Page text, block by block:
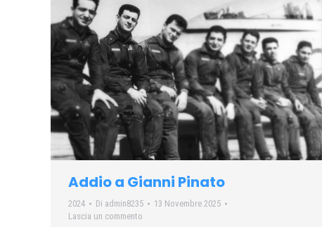
Addio a Gianni Pinato
2024 Di admin8235
13 Novembre 2025
Lascia un commento